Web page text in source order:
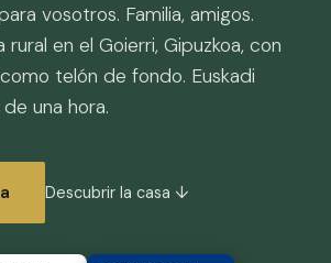
vosotros. Familia, amigos.
rural en el Goierri, Gipuzkoa, con
telón de fondo. Euskadi
una hora.
Descubrir la casa ↓